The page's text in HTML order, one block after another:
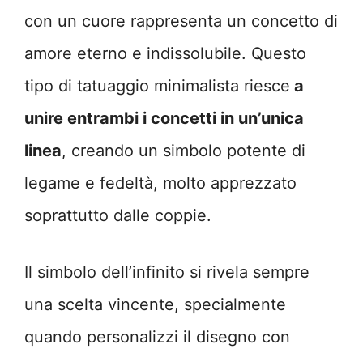
con un cuore rappresenta un concetto di
amore eterno e indissolubile. Questo
tipo di tatuaggio minimalista riesce a
unire entrambi i concetti in un’unica
linea, creando un simbolo potente di
legame e fedeltà, molto apprezzato
soprattutto dalle coppie.
Il simbolo dell’infinito si rivela sempre
una scelta vincente, specialmente
quando personalizzi il disegno con